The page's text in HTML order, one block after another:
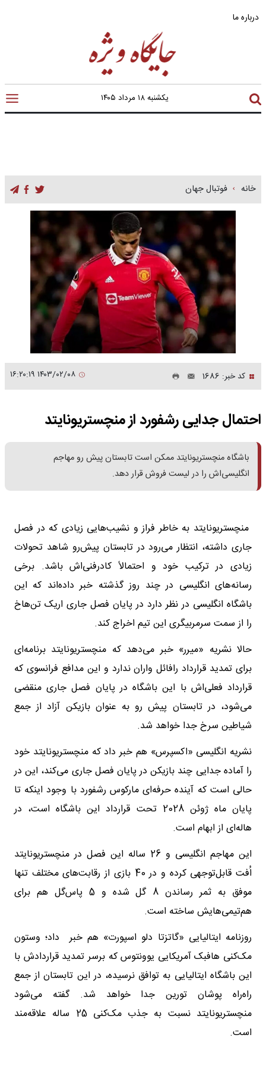
درباره ما
یکشنبه ۱۸ مرداد ۱۴۰۵
خانه فوتبال جهان
کد خبر: 1686
احتمال جدایی رشفورد از منچستریونایتد
باشگاه منچستریونایتد ممکن است تابستان پیش رو مهاجم
انگلیسی‌اش را در لیست فروش قرار دهد.
منچستریونایتد به خاطر فراز و نشیب‌هایی زیادی که در فصل
جاری داشته، انتظار می‌رود در تابستان پیش‌رو شاهد تحولات
زیادی در ترکیب خود و احتمالاً کادرفنی‌اش باشد. برخی
رسانه‌های انگلیسی در چند روز گذشته خبر داده‌اند که این
باشگاه انگلیسی در نظر دارد در پایان فصل جاری اریک تن‌هاخ
را از سمت سرمربیگری این تیم اخراج کند.
حالا نشریه «میرر» خبر می‌دهد که منچستریونایتد برنامه‌ای
برای تمدید قرارداد رافائل واران ندارد و این مدافع فرانسوی که
قرارداد فعلی‌اش با این باشگاه در پایان فصل جاری منقضی
می‌شود، در تابستان پیش رو به عنوان بازیکن آزاد از جمع
شیاطین سرخ جدا خواهد شد.
نشریه انگلیسی «اکسپرس» هم خبر داد که منچستریونایتد خود
را آماده جدایی چند بازیکن در پایان فصل جاری می‌کند، این در
حالی است که آینده حرفه‌ای مارکوس رشفورد با وجود اینکه تا
پایان ماه ژوئن 2028 تحت قرارداد این باشگاه است، در
هاله‌ای از ابهام است.
این مهاجم انگلیسی و 26 ساله این فصل در منچستریونایتد
اُفت قابل‌توجهی کرده و در 40 بازی از رقابت‌های مختلف تنها
موفق به ثمر رساندن 8 گل شده و 5 پاس‌‌گل هم برای
هم‌تیمی‌هایش ساخته است.
روزنامه ایتالیایی «گاتزتا دلو اسپورت» هم خبر داد؛ وستون
مک‌کنی هافبک آمریکایی یوونتوس که برسر تمدید قراردادش با
این باشگاه ایتالیایی به توافق نرسیده، در این تابستان از جمع
راه‌راه پوشان تورین جدا خواهد شد. گفته می‌شود
منچستریونایتد نسبت به جذب مک‌کنی 25 ساله علاقه‌مند
است.